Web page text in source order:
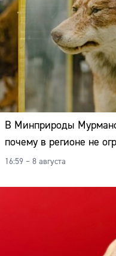
В Минприроды
почему в регионе не
16:59 – 8 августа